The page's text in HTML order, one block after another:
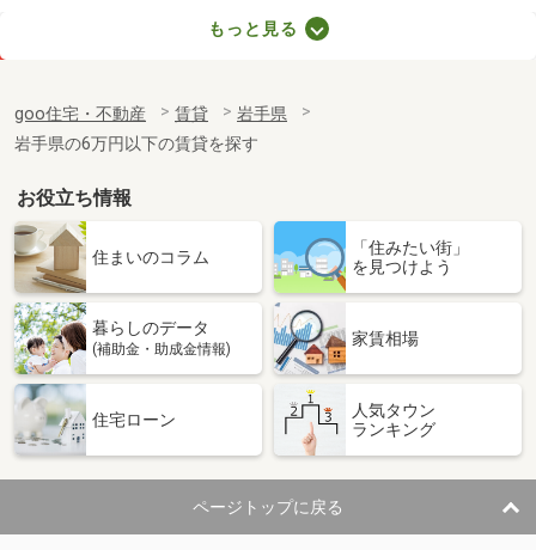
岩手県北上市村崎野１５地割
専有面積
28.99m²
間取り
1K
岩手県盛岡市上田１丁目
価 格
3.30万円
岩手県盛岡市上田１丁目
専有面積 22.8m²
間取り
岩手県奥州市水沢字桜屋敷
住 所
岩手県奥州市水沢字桜屋敷
専有面積 35m²
間取り
2K
もっと見る
goo住宅・不動産 賃貸
岩手県
岩手県の6万円以下の賃貸を探す
お役立ち情報
住まいのコラム
「住みたい街」
を見つけよう
暮らしのデータ
(補助金・助成金情報)
家賃相場
住宅ローン
人気タウン
ランキング
ページトップに戻る